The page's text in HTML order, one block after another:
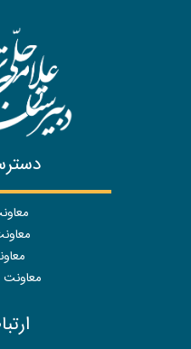
معاونت